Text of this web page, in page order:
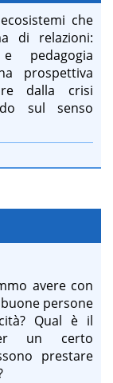
che
di relazioni:
pedagogia
prospettiva
dalla crisi
sul senso
avere con
persone
Qual è il
un certo
prestare